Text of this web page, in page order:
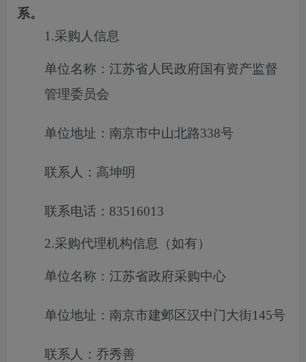
系。
1.采购人信息
单位名称：江苏省人民政府国有资产监督
管理委员会
单位地址：南京市中山北路338号
联系人：高坤明
联系电话：83516013
2.采购代理机构信息（如有）
单位名称：江苏省政府采购中心
单位地址：南京市建邺区汉中门大街145号
联系人：乔秀善